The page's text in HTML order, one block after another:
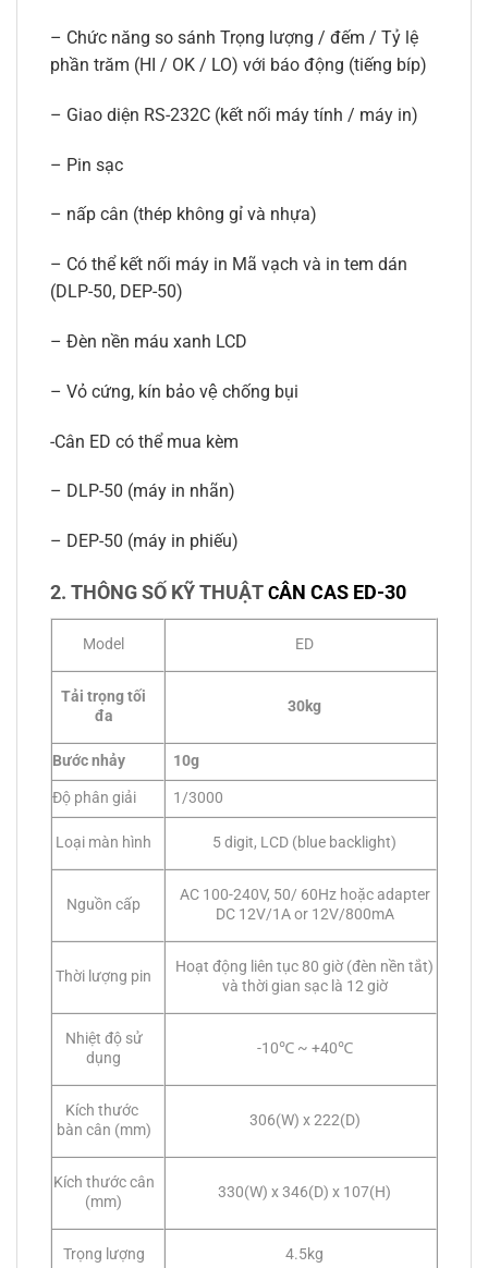
– Chức năng so sánh Trọng lượng / đếm / Tỷ lệ
phần trăm (HI / OK / LO) với báo động (tiếng bíp)
– Giao diện RS-232C (kết nối máy tính / máy in)
– Pin sạc
– nấp cân (thép không gỉ và nhựa)
– Có thể kết nối máy in Mã vạch và in tem dán
(DLP-50, DEP-50)
– Đèn nền máu xanh LCD
– Vỏ cứng, kín bảo vệ chống bụi
-Cân ED có thể mua kèm
– DLP-50 (máy in nhãn)
– DEP-50 (máy in phiếu)
2. THÔNG SỐ KỸ THUẬT CÂN CAS ED-30
Model ED
Tải trọng tối
đa
30kg
Bước nhảy
10g
Độ phân giải
1/3000
Loại màn hình 5 digit, LCD (blue backlight)
Nguồn cấp
AC 100-240V, 50/ 60Hz hoặc adapter
DC 12V/1A or 12V/800mA
Thời lượng pin
Hoạt động liên tục 80 giờ (đèn nền tắt)
và thời gian sạc là 12 giờ
Nhiệt độ sử
dụng
-10℃ ~ +40℃
Kích thước
bàn cân (mm)
306(W) x 222(D)
Kích thước cân
(mm)
330(W) x 346(D) x 107(H)
Trọng lượng 4.5kg